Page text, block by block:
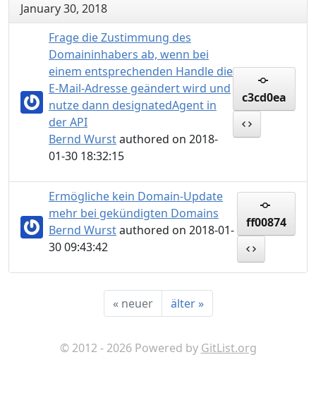
January 30, 2018
Frage die Zustimmung des
Domaininhabers ab, wenn bei
einem entsprechenden Handle die
E-Mail-Adresse geändert wird und
nutze dann designatedAgent in
der API
Bernd Wurstauthored on 2018-
01-30 18:32:15
c3cd0ea
Ermögliche kein Domain-Update
mehr bei gekündigten Domains
Bernd Wurstauthored on 2018-01-
30 09:43:42
ff00874
« neuer älter »
© 2012 - 2026 Powered by GitList.org